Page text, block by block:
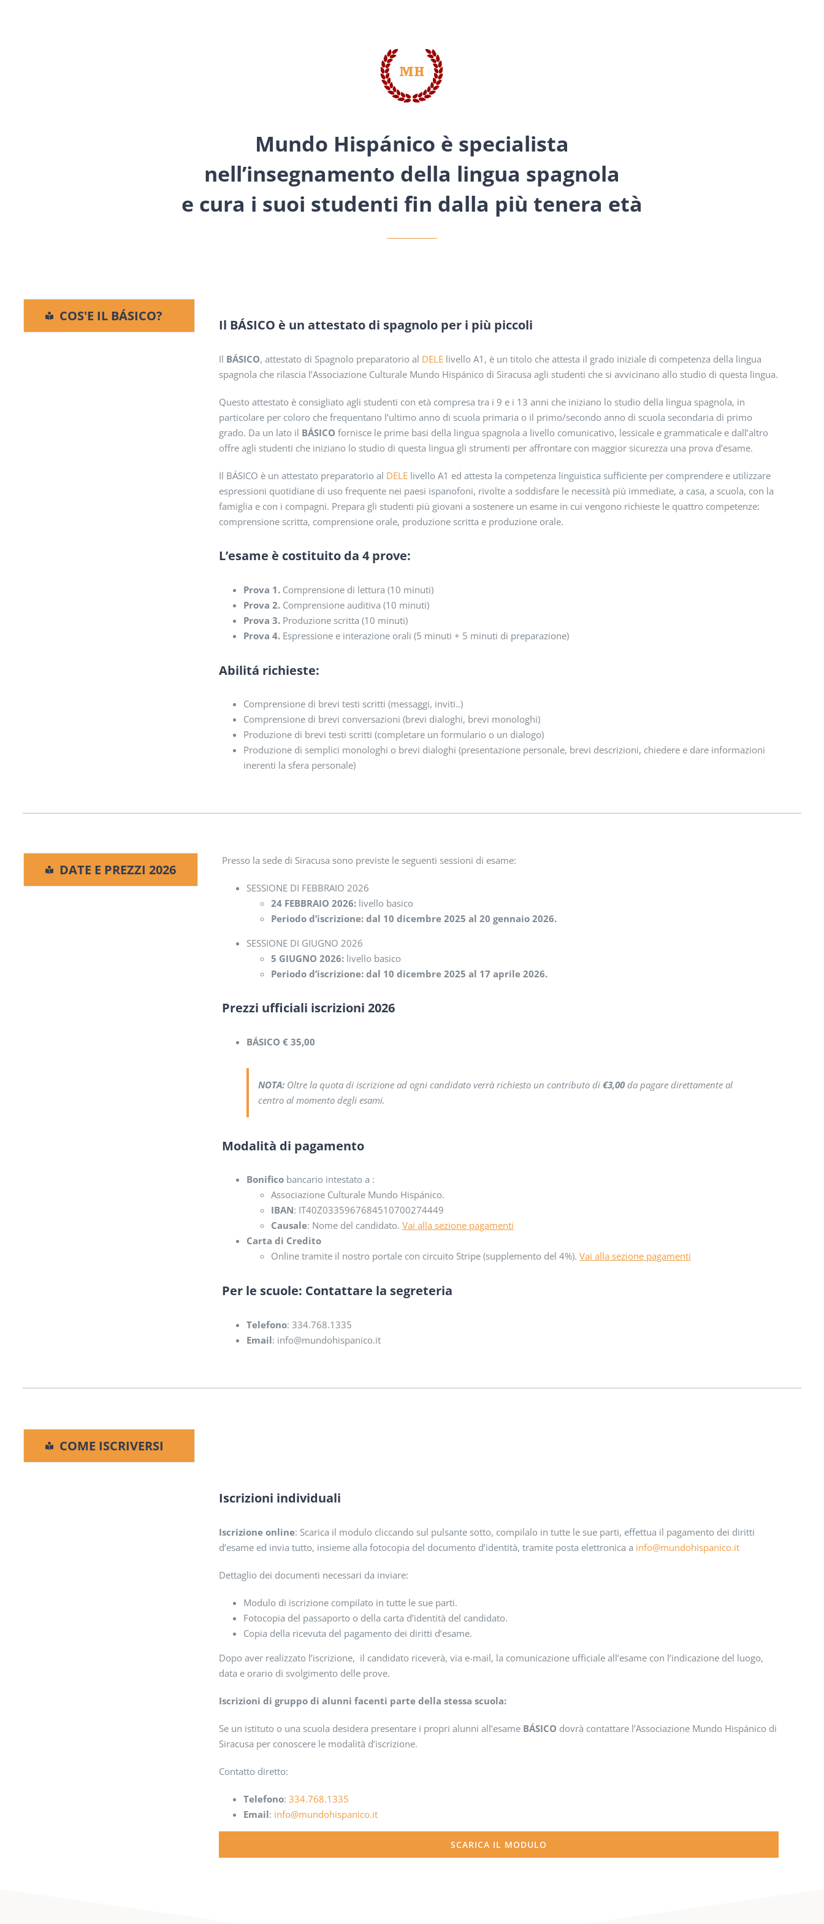
Mundo Hispánico è specialista
nell’insegnamento della lingua spagnola
e cura i suoi studenti fin dalla più tenera età
COS'E IL BÁSICO?
Il BÁSICO è un attestato di spagnolo per i più piccoli
Il BÁSICO, attestato di Spagnolo preparatorio al DELE livello A1, è un titolo che attesta il grado iniziale di competenza della lingua
spagnola che rilascia l’Associazione Culturale Mundo Hispánico di Siracusa agli studenti che si avvicinano allo studio di questa lingua.
Questo attestato è consigliato agli studenti con età compresa tra i 9 e i 13 anni che iniziano lo studio della lingua spagnola, in
particolare per coloro che frequentano l’ultimo anno di scuola primaria o il primo/secondo anno di scuola secondaria di primo
grado. Da un lato il BÁSICO fornisce le prime basi della lingua spagnola a livello comunicativo, lessicale e grammaticale e dall’altro
offre agli studenti che iniziano lo studio di questa lingua gli strumenti per affrontare con maggior sicurezza una prova d’esame.
Il BÁSICO è un attestato preparatorio al DELE livello A1 ed attesta la competenza linguistica sufficiente per comprendere e utilizzare
espressioni quotidiane di uso frequente nei paesi ispanofoni, rivolte a soddisfare le necessità più immediate, a casa, a scuola, con la
famiglia e con i compagni. Prepara gli studenti più giovani a sostenere un esame in cui vengono richieste le quattro competenze:
comprensione scritta, comprensione orale, produzione scritta e produzione orale.
L’esame è costituito da 4 prove:
Prova 1. Comprensione di lettura (10 minuti)
Prova 2. Comprensione auditiva (10 minuti)
Prova 3. Produzione scritta (10 minuti)
Prova 4. Espressione e interazione orali (5 minuti + 5 minuti di preparazione)
Abilitá richieste:
Comprensione di brevi testi scritti (messaggi, inviti..)
Comprensione di brevi conversazioni (brevi dialoghi, brevi monologhi)
Produzione di brevi testi scritti (completare un formulario o un dialogo)
Produzione di semplici monologhi o brevi dialoghi (presentazione personale, brevi descrizioni, chiedere e dare informazioni
inerenti la sfera personale)
DATE E PREZZI 2026
Presso la sede di Siracusa sono previste le seguenti sessioni di esame:
SESSIONE DI FEBBRAIO 2026
24 FEBBRAIO 2026:livello basico
Periodo d’iscrizione: dal 10 dicembre 2025 al 20 gennaio 2026.
SESSIONE DI GIUGNO 2026
5 GIUGNO 2026:livello basico
Periodo d’iscrizione: dal 10 dicembre 2025 al 17 aprile 2026.
Prezzi ufficiali iscrizioni 2026
BÁSICO € 35,00
NOTA:Oltre la quota di iscrizione ad ogni candidato verrà richiesto un contributo di €3,00da pagare direttamente al
centro al momento degli esami.
Modalità di pagamento
Bonificobancario intestato a :
Associazione Culturale Mundo Hispánico.
IBAN: IT40Z0335967684510700274449
Causale: Nome del candidato. Vai alla sezione pagamenti
Carta di Credito
Online tramite il nostro portale con circuito Stripe (supplemento del 4%). Vai alla sezione pagamenti
Per le scuole: Contattare la segreteria
Telefono: 334.768.1335
Email: info@mundohispanico.it
COME ISCRIVERSI
Iscrizioni individuali
Iscrizione online: Scarica il modulo cliccando sul pulsante sotto, compilalo in tutte le sue parti, effettua il pagamento dei diritti
d’esame ed invia tutto, insieme alla fotocopia del documento d’identità, tramite posta elettronica a info@mundohispanico.it
Dettaglio dei documenti necessari da inviare:
Modulo di iscrizione compilato in tutte le sue parti.
Fotocopia del passaporto o della carta d’identità del candidato.
Copia della ricevuta del pagamento dei diritti d’esame.
Dopo aver realizzato l’iscrizione, il candidato riceverà, via e-mail, la comunicazione ufficiale all’esame con l’indicazione del luogo,
data e orario di svolgimento delle prove.
Iscrizioni di gruppo di alunni facenti parte della stessa scuola:
Se un istituto o una scuola desidera presentare i propri alunni all’esame BÁSICO dovrà contattare l’Associazione Mundo Hispánico di
Siracusa per conoscere le modalità d’iscrizione.
Contatto diretto:
Telefono: 334.768.1335
Email: info@mundohispanico.it
SCARICA IL MODULO